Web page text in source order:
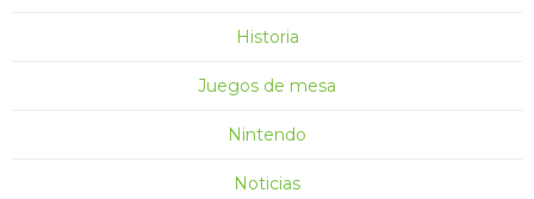
Historia
Juegos de mesa
Nintendo
Noticias